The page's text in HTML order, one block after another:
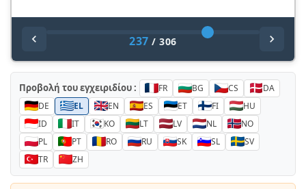
237 /306
Προβολή του εγχειριδίου : FR BG CS
DA
DE
EL EN ES ET FI
HU
ID
IT KO LT LV NL
NO
PL
PT RO RU SK SL
SV
TR
ZH